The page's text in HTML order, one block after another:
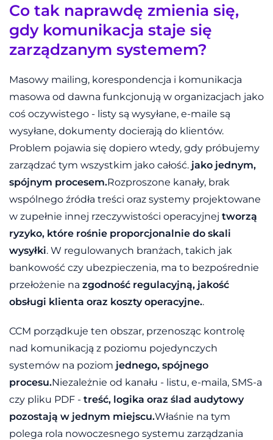
Co tak naprawdę zmienia się,
gdy komunikacja staje się
zarządzanym systemem?
Masowy mailing, korespondencja i komunikacja
masowa od dawna funkcjonują w organizacjach jako
coś oczywistego - listy są wysyłane, e-maile są
wysyłane, dokumenty docierają do klientów.
Problem pojawia się dopiero wtedy, gdy próbujemy
zarządzać tym wszystkim jako całość. jako jednym,
spójnym procesem.Rozproszone kanały, brak
wspólnego źródła treści oraz systemy projektowane
w zupełnie innej rzeczywistości operacyjnej tworzą
ryzyko, które rośnie proporcjonalnie do skali
wysyłki. W regulowanych branżach, takich jak
bankowość czy ubezpieczenia, ma to bezpośrednie
przełożenie na zgodność regulacyjną, jakość
obsługi klienta oraz koszty operacyjne..
CCM porządkuje ten obszar, przenosząc kontrolę
nad komunikacją z poziomu pojedynczych
systemów na poziom jednego, spójnego
procesu.Niezależnie od kanału - listu, e-maila, SMS-a
czy pliku PDF - treść, logika oraz ślad audytowy
pozostają w jednym miejscu.Właśnie na tym
polega rola nowoczesnego systemu zarządzania